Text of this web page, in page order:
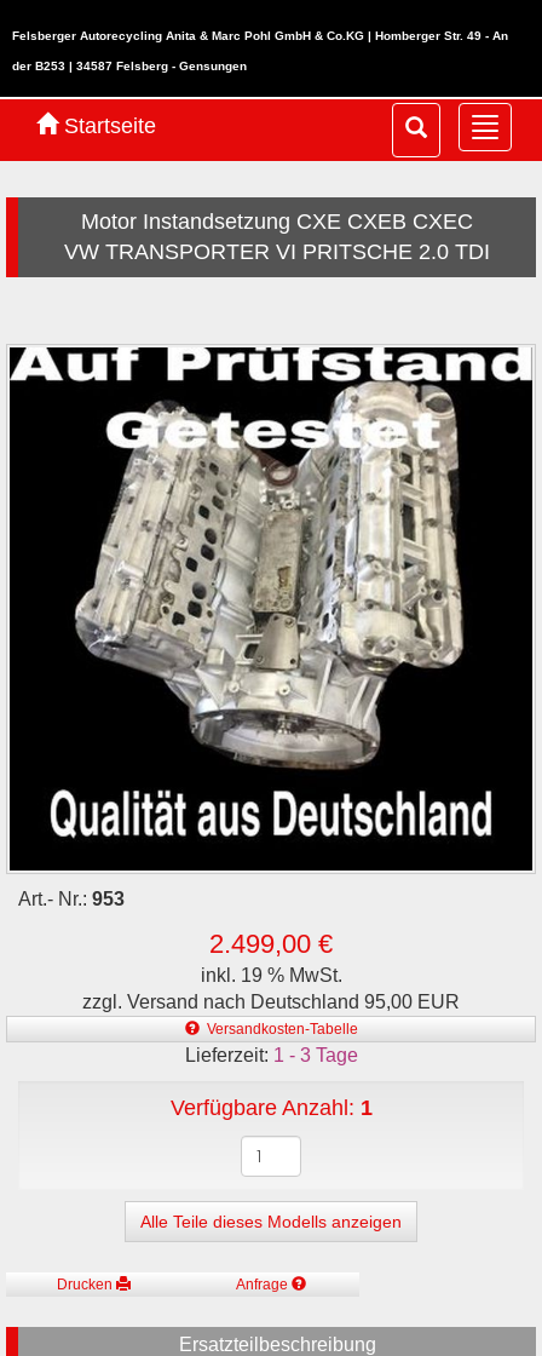
Felsberger Autorecycling Anita & Marc Pohl GmbH & Co.KG | Homberger Str. 49 - An
der B253 | 34587 Felsberg - Gensungen
ein-/
Startseite
Motor Instandsetzung CXE CXEB CXEC
VW TRANSPORTER VI PRITSCHE 2.0 TDI
Art.- Nr.: 953
2.499,00 €
inkl. 19 % MwSt.
zzgl. Versand nach Deutschland 95,00 EUR
Versandkosten-Tabelle
Lieferzeit: 1 - 3 Tage
Verfügbare Anzahl: 1
Alle Teile dieses Modells anzeigen
Drucken Anfrage
Ersatzteilbeschreibung